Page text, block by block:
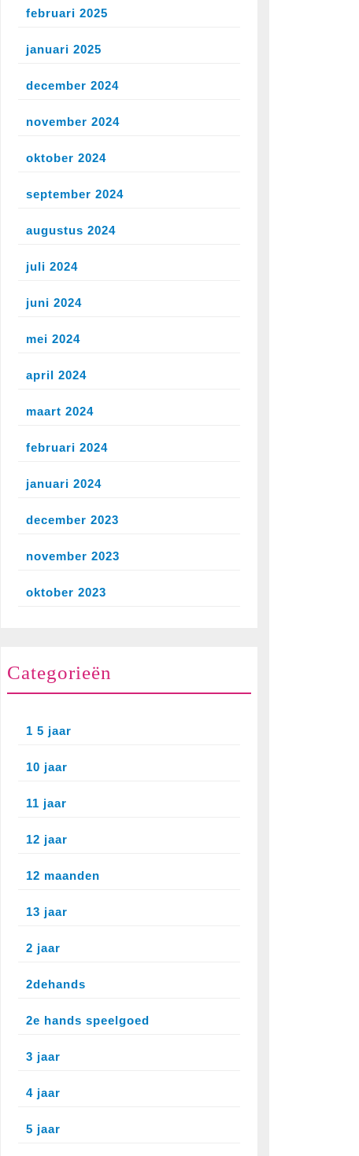
februari 2025
januari 2025
december 2024
november 2024
oktober 2024
september 2024
augustus 2024
juli 2024
juni 2024
mei 2024
april 2024
maart 2024
februari 2024
januari 2024
december 2023
november 2023
oktober 2023
Categorieën
1 5 jaar
10 jaar
11 jaar
12 jaar
12 maanden
13 jaar
2 jaar
2dehands
2e hands speelgoed
3 jaar
4 jaar
5 jaar